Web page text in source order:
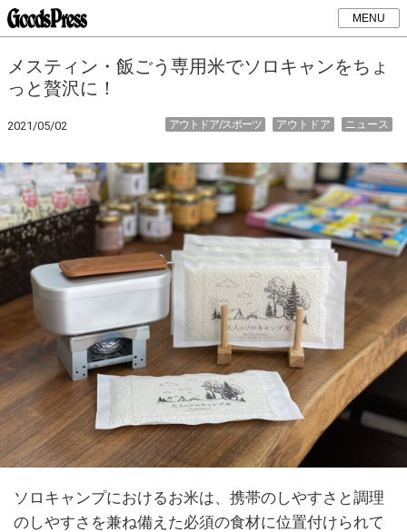
MENU
メスティン・飯ごう専用米でソロキャンをちょ
っと贅沢に！
2021/05/02 ニュース
アウトドア
アウトドア/スポーツ
ソロキャンプにおけるお米は、携帯のしやすさと調理
のしやすさを兼ね備えた必須の食材に位置付けられて